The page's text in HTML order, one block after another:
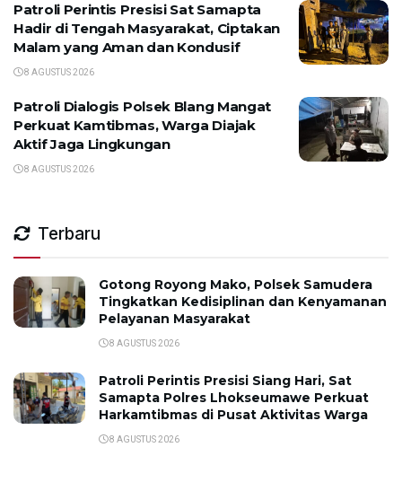
Patroli Perintis Presisi Sat Samapta
Hadir di Tengah Masyarakat, Ciptakan
Malam yang Aman dan Kondusif
8 AGUSTUS 2026
Patroli Dialogis Polsek Blang Mangat
Perkuat Kamtibmas, Warga Diajak
Aktif Jaga Lingkungan
8 AGUSTUS 2026
Terbaru
Gotong Royong Mako, Polsek Samudera
Tingkatkan Kedisiplinan dan Kenyamanan
Pelayanan Masyarakat
8 AGUSTUS 2026
Patroli Perintis Presisi Siang Hari, Sat
Samapta Polres Lhokseumawe Perkuat
Harkamtibmas di Pusat Aktivitas Warga
8 AGUSTUS 2026